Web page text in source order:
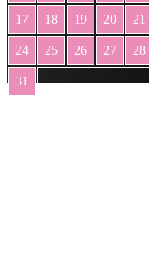
17 18 19 20 21
24 25 26 27 28
31